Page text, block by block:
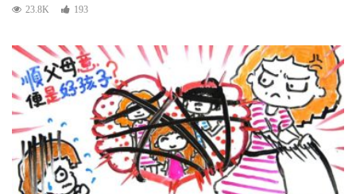
23.8K 193